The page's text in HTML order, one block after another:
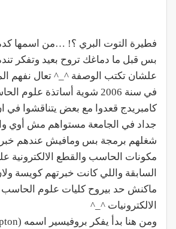
فطيرة التوت البري ؟! …من اسمها
بس قبل ما دماغك تروح بعيد وتفكر
علشان تكتب الوصفة ^_^ تعال نفهم
في سنة 2006 شوية أساتذة
كامبريدج قعدوا مع بعض يتناقشوا في
جداد في الجامعة مستواهم مش أوي
شغلهم برمجة بس ومافيش عندهم
مكونات الحاسب والقطع الالكترونية
السابقة واللي كانت خبرتهم كويسة
ماكنش حد بيروح كليات علوم الحاسب
الالكترونيات ^_^